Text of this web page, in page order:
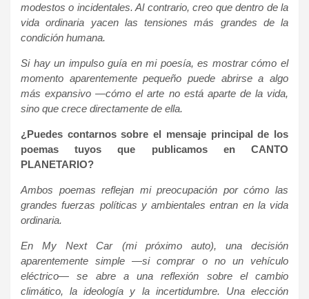
modestos o incidentales. Al contrario, creo que dentro de la
vida ordinaria yacen las tensiones más grandes de la
condición humana.
Si hay un impulso guía en mi poesía, es mostrar cómo el
momento aparentemente pequeño puede abrirse a algo
más expansivo —cómo el arte no está aparte de la vida,
sino que crece directamente de ella.
¿Puedes contarnos sobre el mensaje principal de los
poemas tuyos que publicamos en CANTO
PLANETARIO?
Ambos poemas reflejan mi preocupación por cómo las
grandes fuerzas políticas y ambientales entran en la vida
ordinaria.
En My Next Car (mi próximo auto), una decisión
aparentemente simple —si comprar o no un vehículo
eléctrico— se abre a una reflexión sobre el cambio
climático, la ideología y la incertidumbre. Una elección